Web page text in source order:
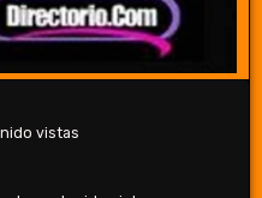
vistas